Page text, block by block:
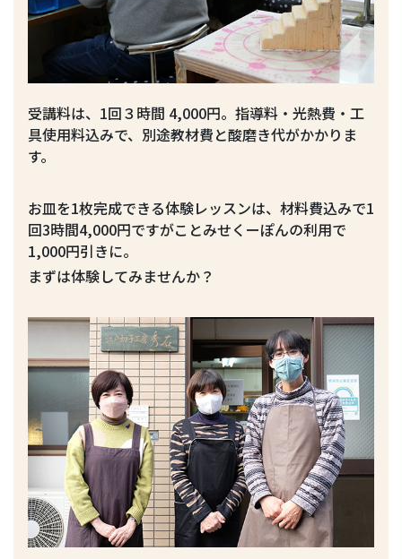
受講料は、1回３時間 4,000円。指導料・光熱費・工
具使用料込みで、別途教材費と酸磨き代がかかりま
す。
お皿を1枚完成できる体験レッスンは、材料費込みで1
回3時間4,000円ですがことみせくーぽんの利用で
1,000円引きに。
まずは体験してみませんか？